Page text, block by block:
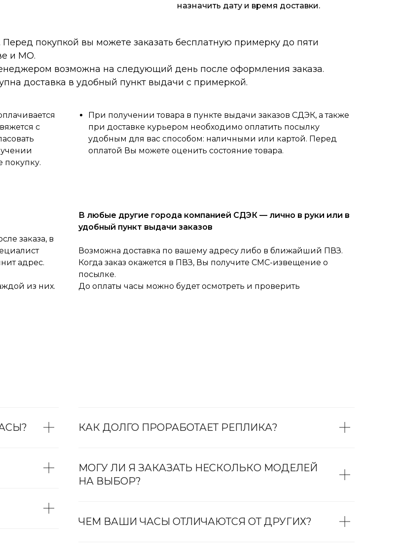
назначить дату и время доставки.
Перед покупкой вы можете заказать бесплатную примерку до пяти
и МО.
возможна на следующий день после оформления заказа.
доставка в удобный пункт выдачи с примеркой.
с
покупку.
При получении товара в пункте выдачи заказов СДЭК, а также
при доставке курьером необходимо оплатить посылку
удобным для вас способом: наличными или картой. Перед
оплатой Вы можете оценить состояние товара.
заказа, в
адрес.
из них.
В любые другие города компанией СДЭК — лично в руки или в
удобный пункт выдачи заказов
Возможна доставка по вашему адресу либо в ближайший ПВЗ.
Когда заказ окажется в ПВЗ, Вы получите СМС-извещение о
посылке.
До оплаты часы можно будет осмотреть и проверить
КАК ДОЛГО ПРОРАБОТАЕТ РЕПЛИКА?
МОГУ ЛИ Я ЗАКАЗАТЬ НЕСКОЛЬКО МОДЕЛЕЙ
НА ВЫБОР?
ЧЕМ ВАШИ ЧАСЫ ОТЛИЧАЮТСЯ ОТ ДРУГИХ?